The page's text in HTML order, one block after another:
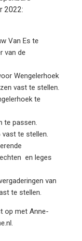
2022:
Van Es te
van de
Wengelerhoek
vast te stellen.
te
te passen.
vast te stellen.
en leges
van
te stellen.
op met Anne-